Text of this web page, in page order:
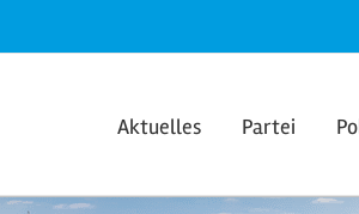
Aktuelles Partei